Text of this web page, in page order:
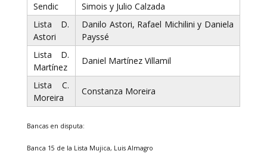
Sendic
Simois y Julio Calzada
Lista D.
Astori
Danilo Astori, Rafael Michilini y Daniela
Payssé
Lista D.
Martínez
Daniel Martínez Villamil
Lista C.
Moreira
Constanza Moreira
Bancas en disputa:
Banca 15 de la Lista Mujica, Luis Almagro